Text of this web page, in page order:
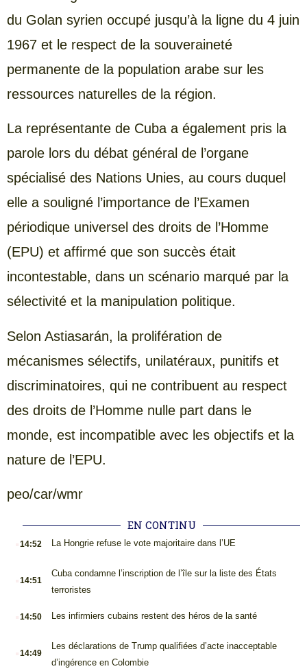
du Golan syrien occupé jusqu’à la ligne du 4 juin
1967 et le respect de la souveraineté
permanente de la population arabe sur les
ressources naturelles de la région.
La représentante de Cuba a également pris la
parole lors du débat général de l’organe
spécialisé des Nations Unies, au cours duquel
elle a souligné l’importance de l’Examen
périodique universel des droits de l’Homme
(EPU) et affirmé que son succès était
incontestable, dans un scénario marqué par la
sélectivité et la manipulation politique.
Selon Astiasarán, la prolifération de
mécanismes sélectifs, unilatéraux, punitifs et
discriminatoires, qui ne contribuent au respect
des droits de l’Homme nulle part dans le
monde, est incompatible avec les objectifs et la
nature de l’EPU.
peo/car/wmr
EN CONTINU
14:52 La Hongrie refuse le vote majoritaire dans l’UE
14:51
Cuba condamne l’inscription de l’île sur la liste des États
terroristes
14:50 Les infirmiers cubains restent des héros de la santé
14:49
Les déclarations de Trump qualifiées d’acte inacceptable
d’ingérence en Colombie